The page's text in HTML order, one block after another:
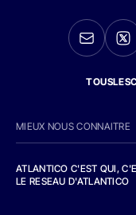
MIEUX NOUS CONNAITRE
ATLANTICO C'EST QUI,
LE RESEAU D'ATLANTICO